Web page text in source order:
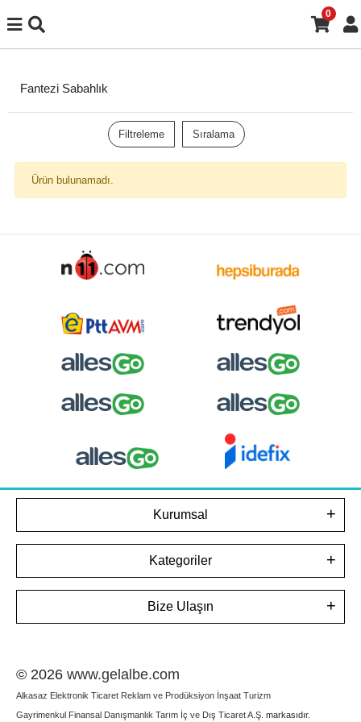
0
Fantezi Sabahlık
Filtreleme Sıralama
Ürün bulunamadı.
Kurumsal
Kategoriler
Bize Ulaşın
© 2026 www.gelalbe.com
Alkasaz Elektronik Ticaret Reklam ve Prodüksiyon İnşaat Turizm
Gayrimenkul Finansal Danışmanlık Tarım İç ve Dış Ticaret A.Ş. markasıdır.